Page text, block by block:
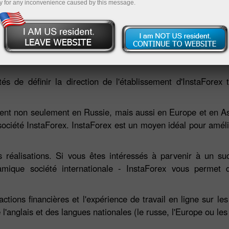
Deposit
de définir la direction de l'établissement d'InstaForex
non seulement en Russie, mais aussi en Europe et en
InstaForex. InstaForex est un moyen idéal pour
Si vous êtes intéressés à parvenir à un
société internationale - InstaForex vous permet
financières et l'expérience de travail en ligne sur
et des langues nationales (le russe, l'Europe ou
for any inconvenience caused by this message.